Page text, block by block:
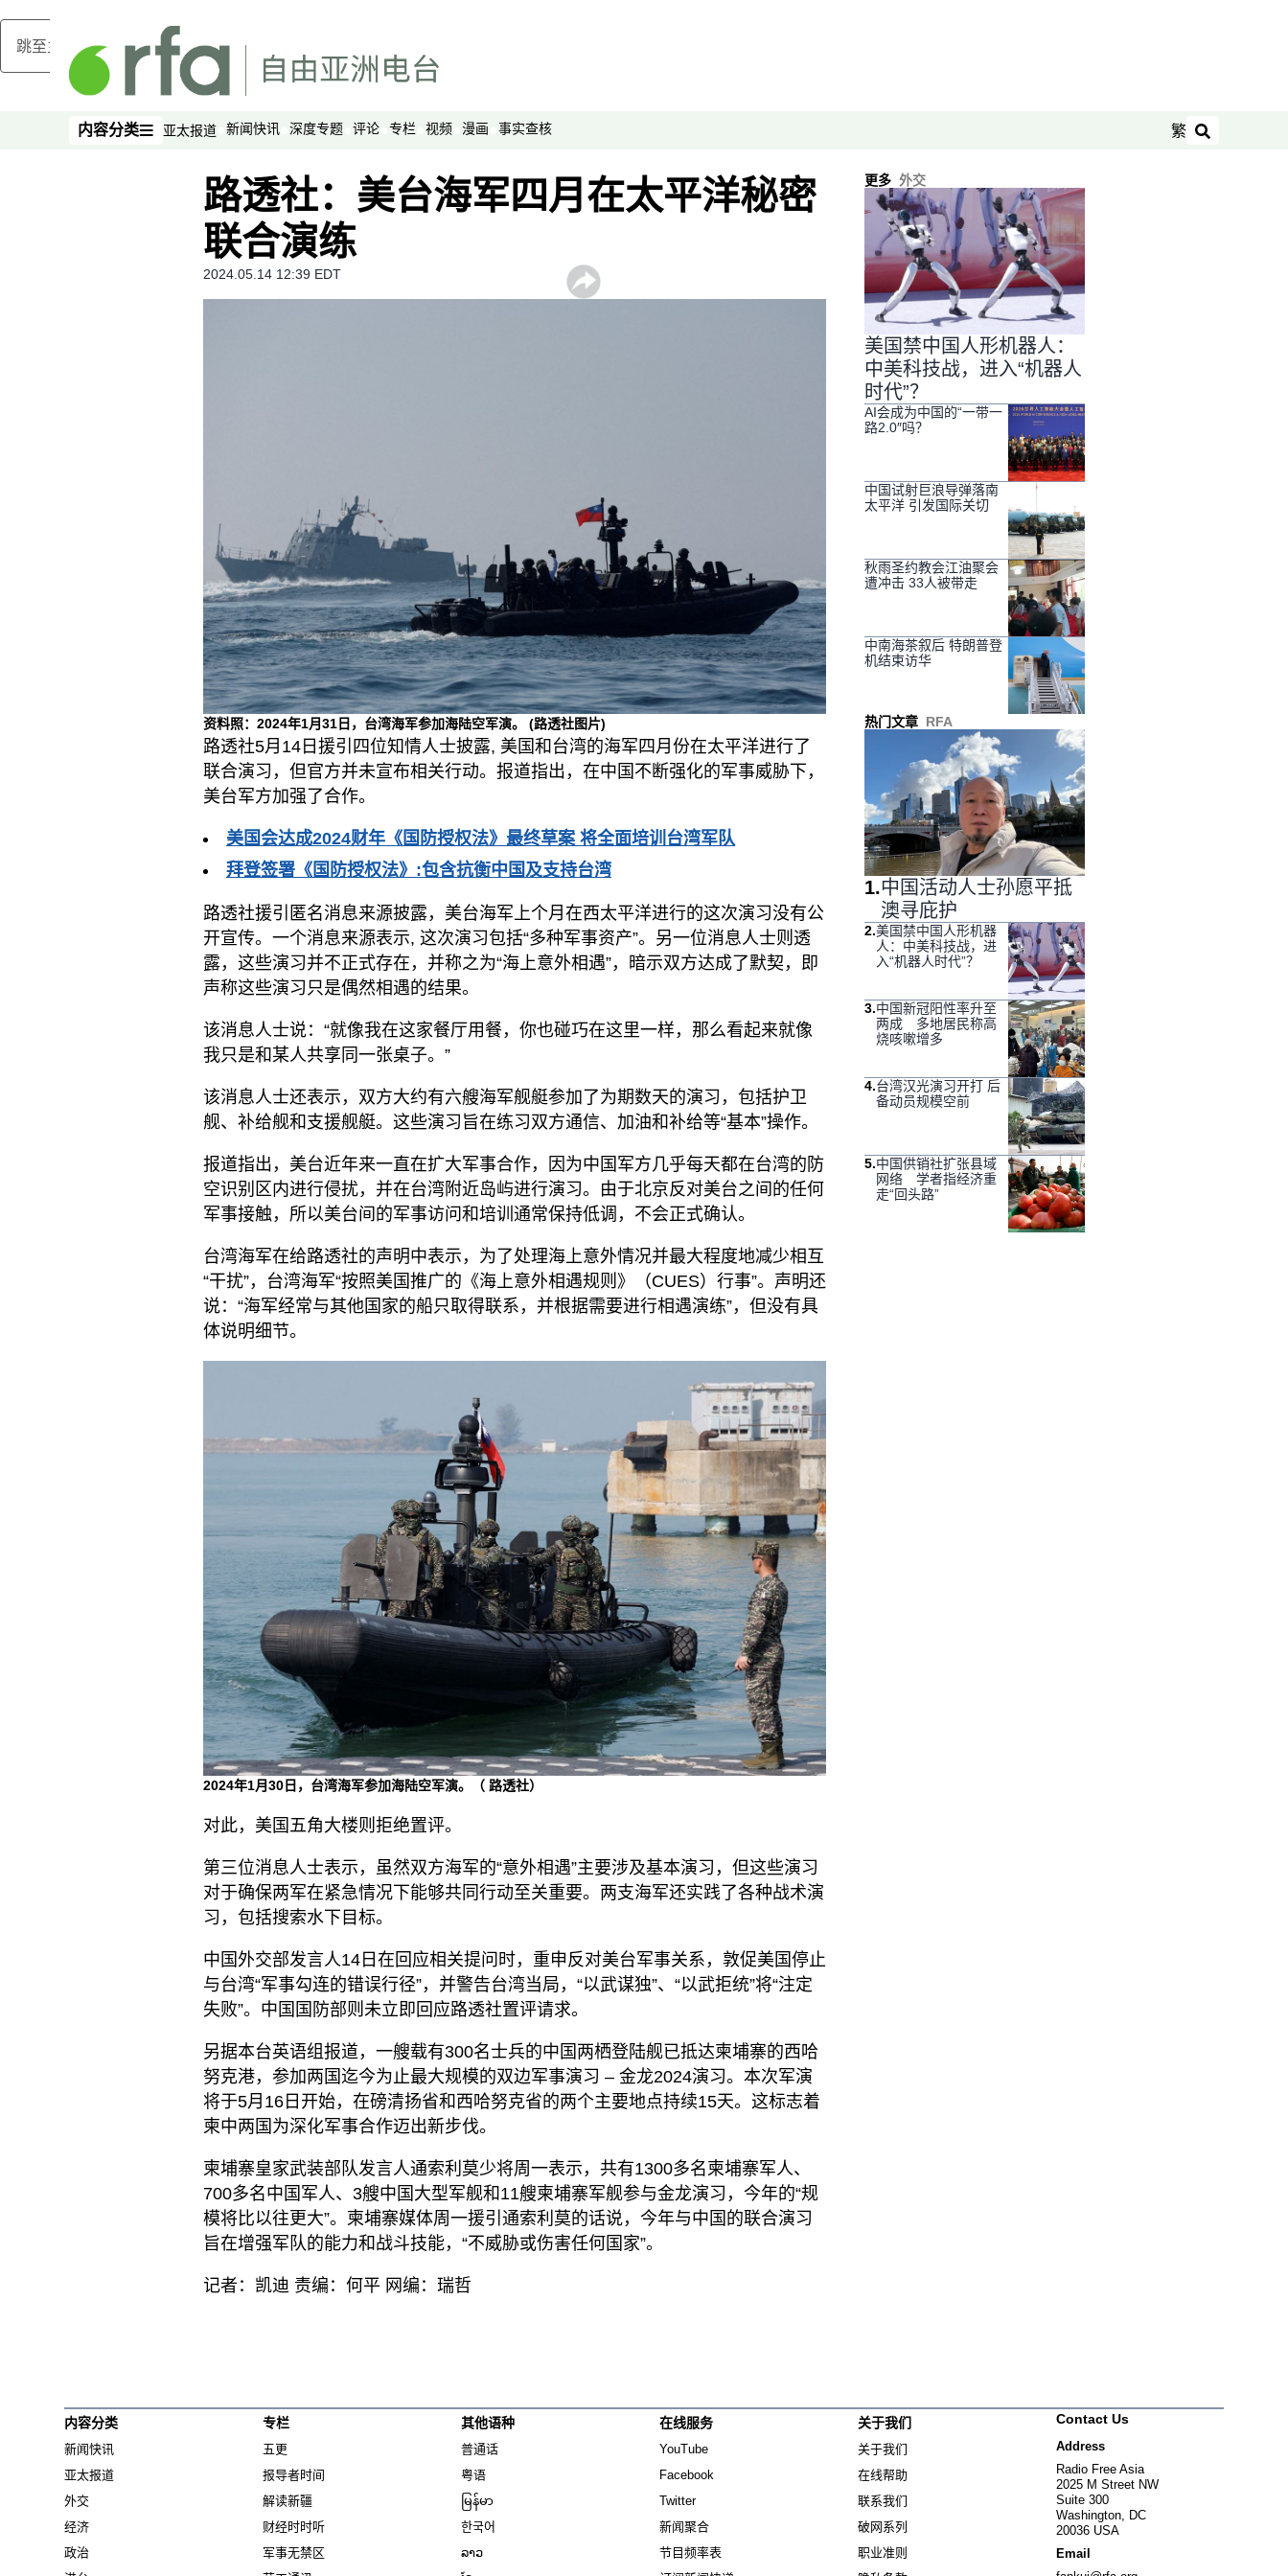
跳至主内容
内容分类
内容分类 亚太报道 新闻快讯 深度专题 评论 专栏 视频 漫画 事实查核 繁
搜索
观点
兵家常事
路透社：美台海军四月在太平洋秘密
联合演练
2024.05.14 12:39 EDT
资料照：2024年1月31日，台湾海军参加海陆空军演。 (路透社图片)
路透社5月14日援引四位知情人士披露, 美国和台湾的海军四月份在太平洋进行了
联合演习，但官方并未宣布相关行动。报道指出，在中国不断强化的军事威胁下，
美台军方加强了合作。
美国会达成2024财年《国防授权法》最终草案 将全面培训台湾军队
拜登签署《国防授权法》:包含抗衡中国及支持台湾
路透社援引匿名消息来源披露，美台海军上个月在西太平洋进行的这次演习没有公
开宣传。一个消息来源表示, 这次演习包括“多种军事资产”。另一位消息人士则透
露，这些演习并不正式存在，并称之为“海上意外相遇”，暗示双方达成了默契，即
声称这些演习只是偶然相遇的结果。
该消息人士说：“就像我在这家餐厅用餐，你也碰巧在这里一样，那么看起来就像
我只是和某人共享同一张桌子。”
该消息人士还表示，双方大约有六艘海军舰艇参加了为期数天的演习，包括护卫
舰、补给舰和支援舰艇。这些演习旨在练习双方通信、加油和补给等“基本”操作。
报道指出，美台近年来一直在扩大军事合作，因为中国军方几乎每天都在台湾的防
空识别区内进行侵扰，并在台湾附近岛屿进行演习。由于北京反对美台之间的任何
军事接触，所以美台间的军事访问和培训通常保持低调，不会正式确认。
台湾海军在给路透社的声明中表示，为了处理海上意外情况并最大程度地减少相互
“干扰”，台湾海军“按照美国推广的《海上意外相遇规则》（CUES）行事”。声明还
说：“海军经常与其他国家的船只取得联系，并根据需要进行相遇演练”，但没有具
体说明细节。
2024年1月30日，台湾海军参加海陆空军演。（ 路透社）
对此，美国五角大楼则拒绝置评。
第三位消息人士表示，虽然双方海军的“意外相遇”主要涉及基本演习，但这些演习
对于确保两军在紧急情况下能够共同行动至关重要。两支海军还实践了各种战术演
习，包括搜索水下目标。
中国外交部发言人14日在回应相关提问时，重申反对美台军事关系，敦促美国停止
与台湾“军事勾连的错误行径”，并警告台湾当局，“以武谋独”、“以武拒统”将“注定
失败”。中国国防部则未立即回应路透社置评请求。
另据本台英语组报道，一艘载有300名士兵的中国两栖登陆舰已抵达柬埔寨的西哈
努克港，参加两国迄今为止最大规模的双边军事演习 – 金龙2024演习。本次军演
将于5月16日开始，在磅清扬省和西哈努克省的两个主要地点持续15天。这标志着
柬中两国为深化军事合作迈出新步伐。
柬埔寨皇家武装部队发言人通索利莫少将周一表示，共有1300多名柬埔寨军人、
700多名中国军人、3艘中国大型军舰和11艘柬埔寨军舰参与金龙演习，今年的“规
模将比以往更大”。柬埔寨媒体周一援引通索利莫的话说，今年与中国的联合演习
旨在增强军队的能力和战斗技能，“不威胁或伤害任何国家”。
记者：凯迪 责编：何平 网编：瑞哲
更多 外交
美国禁中国人形机器人：
中美科技战，进入“机器人
时代”？
AI会成为中国的“一带一
路2.0″吗？
中国试射巨浪导弹落南
太平洋 引发国际关切
秋雨圣约教会江油聚会
遭冲击 33人被带走
中南海茶叙后 特朗普登
机结束访华
热门文章 RFA
1.中国活动人士孙愿平抵
澳寻庇护
2.美国禁中国人形机器
人：中美科技战，进
入“机器人时代”？
3.中国新冠阳性率升至
两成 多地居民称高
烧咳嗽增多
4.台湾汉光演习开打 后
备动员规模空前
5.中国供销社扩张县域
网络 学者指经济重
走“回头路”
内容分类
新闻快讯
亚太报道
外交
经济
政治
专栏
五更
报导者时间
解读新疆
财经时时听
军事无禁区
其他语种
普通话
粤语
မြန်မာ
한국어
ລາວ
在线服务
YouTube
Facebook
Twitter
新闻聚合
节目频率表
关于我们
关于我们
在线帮助
联系我们
破网系列
职业准则
Contact Us
Address
Radio Free Asia
2025 M Street NW
Suite 300
Washington, DC
20036 USA
Email